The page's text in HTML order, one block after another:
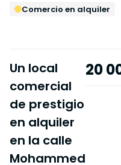
Comercio en alquiler
Un local
comercial
de prestigio
en alquiler
en la calle
Mohammed
20